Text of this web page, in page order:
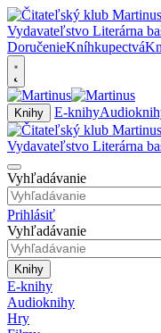
DoručenieKníhkupectvá
Knihy E-knihy
Vyhľadávanie
Prihlásiť
Vyhľadávanie
Knihy
E-knihy
Audioknihy
Hry